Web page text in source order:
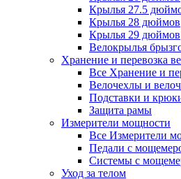
Крылья 27.5
Крылья 28 дюймов
Крылья 29 дюймов
Велокрылья
Хранение и перевозка
Все Хранение и
Велочехлы и
Подставки и
Защита рамы
Измерители мощности
Все Измерители
Педали с
Системы с
Уход за телом